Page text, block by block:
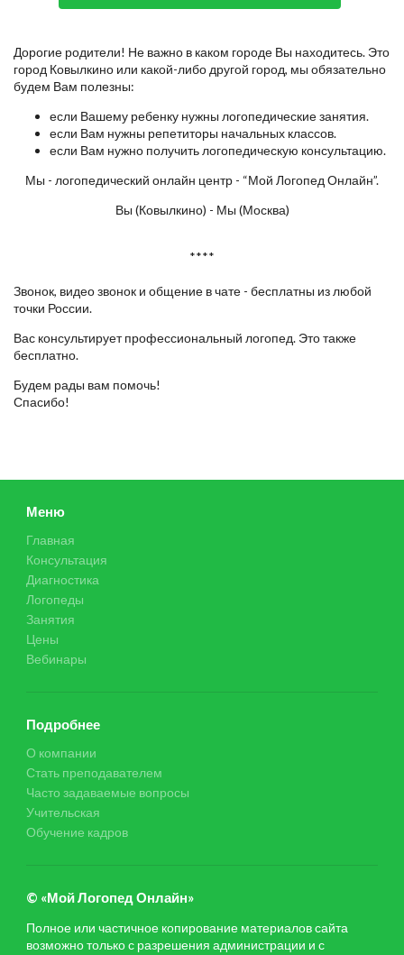
Дорогие родители! Не важно в каком городе Вы находитесь. Это
город Ковылкино или какой-либо другой город, мы обязательно
будем Вам полезны:
если Вашему ребенку нужны логопедические занятия.
если Вам нужны репетиторы начальных классов.
если Вам нужно получить логопедическую консультацию.
Мы - логопедический онлайн центр - “Мой Логопед Онлайн”.
Вы (Ковылкино) - Мы (Москва)
****
Звонок, видео звонок и общение в чате - бесплатны из любой
точки России.
Вас консультирует профессиональный логопед. Это также
бесплатно.
Будем рады вам помочь!
Спасибо!
Меню
Главная
Консультация
Диагностика
Логопеды
Занятия
Цены
Вебинары
Подробнее
О компании
Стать преподавателем
Часто задаваемые вопросы
Учительская
Обучение кадров
© «Мой Логопед Онлайн»
Полное или частичное копирование материалов сайта
возможно только с разрешения администрации и с